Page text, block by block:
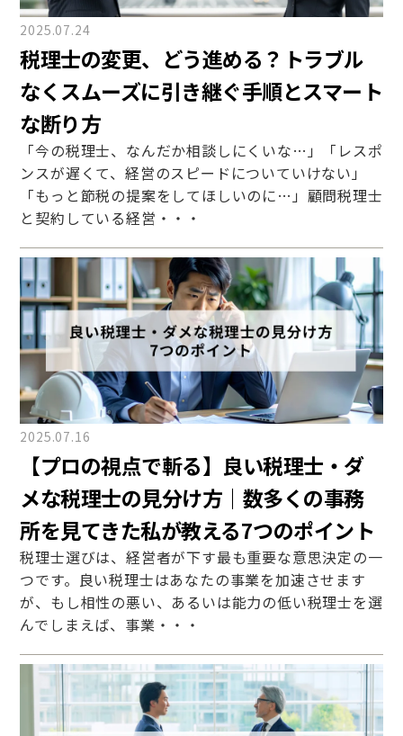
2025.07.24
税理士の変更、どう進める？トラブル
なくスムーズに引き継ぐ手順とスマート
な断り方
「今の税理士、なんだか相談しにくいな…」「レスポ
ンスが遅くて、経営のスピードについていけない」
「もっと節税の提案をしてほしいのに…」顧問税理士
と契約している経営・・・
2025.07.16
【プロの視点で斬る】良い税理士・ダ
メな税理士の見分け方｜数多くの事務
所を見てきた私が教える7つのポイント
税理士選びは、経営者が下す最も重要な意思決定の一
つです。良い税理士はあなたの事業を加速させます
が、もし相性の悪い、あるいは能力の低い税理士を選
んでしまえば、事業・・・